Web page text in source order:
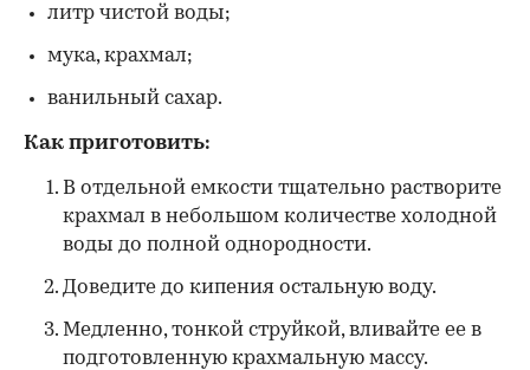
литр чистой воды;
мука, крахмал;
ванильный сахар.
Как приготовить:
В отдельной емкости тщательно растворите
крахмал в небольшом количестве холодной
воды до полной однородности.
Доведите до кипения остальную воду.
Медленно, тонкой струйкой, вливайте ее в
подготовленную крахмальную массу.